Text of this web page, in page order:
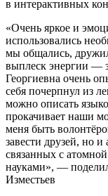
в интерактивных
«Очень яркое и
использовались
мы общались,
выплеск энергии —
Георгиевна очень
себя почерпнул из
можно описать
прокачивает наши
меня быть
завести друзей, но и
связанных с
науками», —
Изместьев